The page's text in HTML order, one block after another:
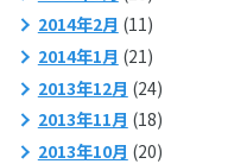
2014年2月 (11)
2014年1月 (21)
2013年12月 (24)
2013年11月 (18)
2013年10月 (20)